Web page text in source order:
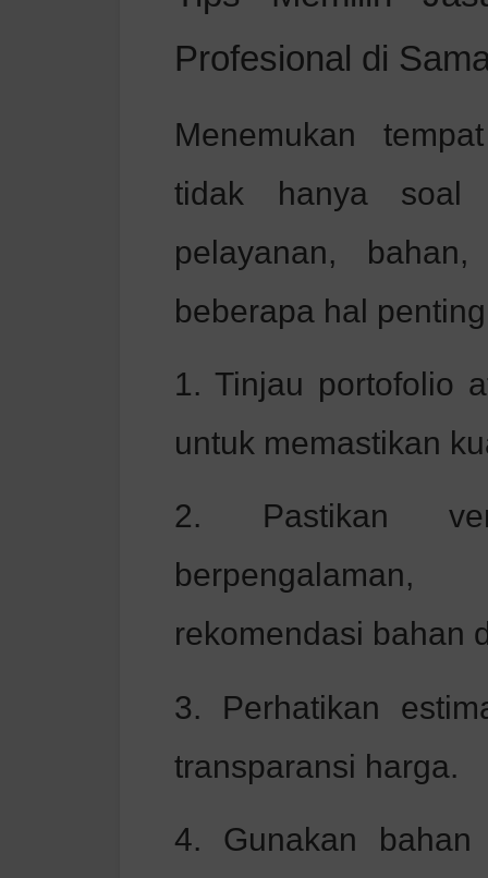
Profesional di
Menemukan
tidak hanya soal
pelayanan,
beberapa hal
1. Tinjau portofolio
untuk memastikan
2. Pastikan
rekomendasi bahan
3. Perhatikan
transparansi harga.
4. Gunakan